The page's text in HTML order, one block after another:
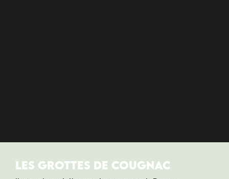
LES GROTTES DE COUGNAC